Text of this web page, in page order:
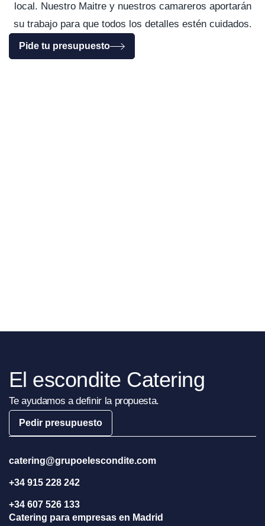
local. Nuestro Maitre y nuestros camareros aportarán
su trabajo para que todos los detalles estén cuidados.
Pide tu presupuesto
El escondite Catering
Te ayudamos a definir la propuesta.
Pedir presupuesto
catering@grupoelescondite.com
+34 915 228 242
+34 607 526 133
Catering para empresas en Madrid